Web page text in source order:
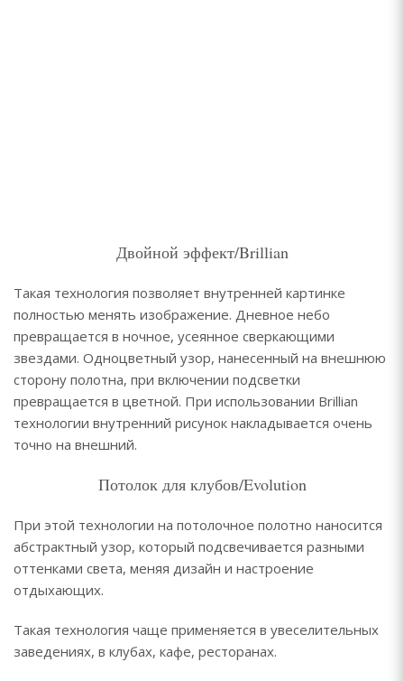
Двойной эффект/Brillian
Такая технология позволяет внутренней картинке
полностью менять изображение. Дневное небо
превращается в ночное, усеянное сверкающими
звездами. Одноцветный узор, нанесенный на внешнюю
сторону полотна, при включении подсветки
превращается в цветной. При использовании Brillian
технологии внутренний рисунок накладывается очень
точно на внешний.
Потолок для клубов/Evolution
При этой технологии на потолочное полотно наносится
абстрактный узор, который подсвечивается разными
оттенками света, меняя дизайн и настроение
отдыхающих.
Такая технология чаще применяется в увеселительных
заведениях, в клубах, кафе, ресторанах.